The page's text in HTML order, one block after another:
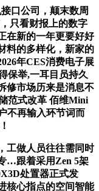
口公司，颠末数周
只看财报上的数字
在新的一年更要好好
料的多样化，新家的
年CES消费电子展
保举,一耳目员持久
修市场历来是消息不
范式改革 佰维Mini
不再输入环节词而
做人员往往需同时
…跟着采用Zen 5架
处置器正式发
核心指点的空间智能